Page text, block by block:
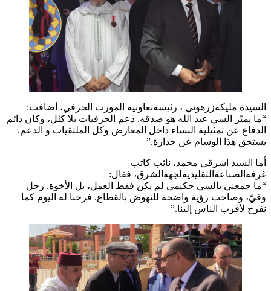
السيدة مليكةزرهوني ، رئيسةتعاونية المورت الحرفي، أضافت:
“ما يميّز السي عبد الله هو صدقه. دعم الحرفيات بلا كلل، وكان دائم
الدفاع عن تمثيلية النساء داخل المعارض وكل الملتقيات و الدعم.
يستحق هذا الوسام عن جدارة.”
أما السيد اشرقي محمد، نائب كاتب
غرفةالصناعةالتقليديةلجهةالشرق، فقال:
“ما جمعني بالسي حكيمي لم يكن فقط العمل، بل الأخوة. رجل
وفيّ، وصاحب رؤية واضحة للنهوض بالقطاع. فرحنا له اليوم كما
نفرح لأقرب الناس إلينا.”